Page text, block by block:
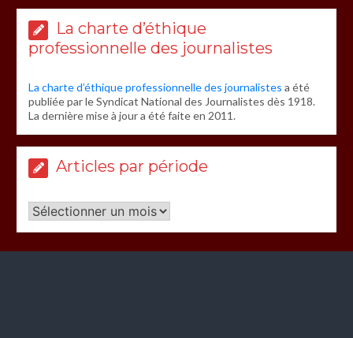
La charte d’éthique
professionnelle des journalistes
La charte d’éthique professionnelle des journalistes a été
publiée par le Syndicat National des Journalistes dès 1918.
La dernière mise à jour a été faite en 2011.
Articles par période
Articles
par
période